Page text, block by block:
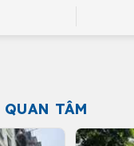
TÂM